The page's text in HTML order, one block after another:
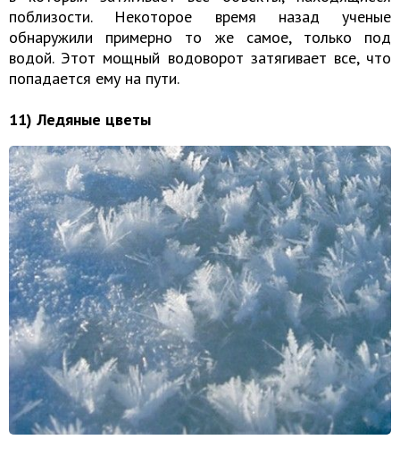
поблизости. Некоторое время назад ученые
обнаружили примерно то же самое, только под
водой. Этот мощный водоворот затягивает все, что
попадается ему на пути.
11) Ледяные цветы